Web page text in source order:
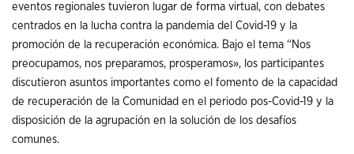
eventos regionales tuvieron lugar de forma virtual, con debates
centrados en la lucha contra la pandemia del Covid-19 y la
promoción de la recuperación económica. Bajo el tema “Nos
preocupamos, nos preparamos, prosperamos», los participantes
discutieron asuntos importantes como el fomento de la capacidad
de recuperación de la Comunidad en el periodo pos-Covid-19 y la
disposición de la agrupación en la solución de los desafíos
comunes.